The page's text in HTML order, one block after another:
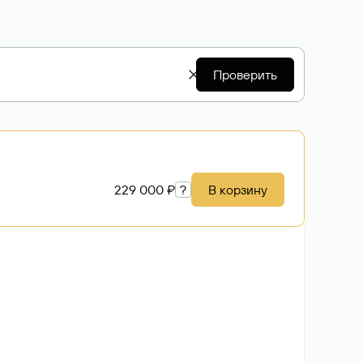
Проверить
229 000 ₽ ? В корзину